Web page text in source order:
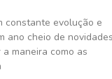
constante evolução e
ano cheio de novidades
maneira como as